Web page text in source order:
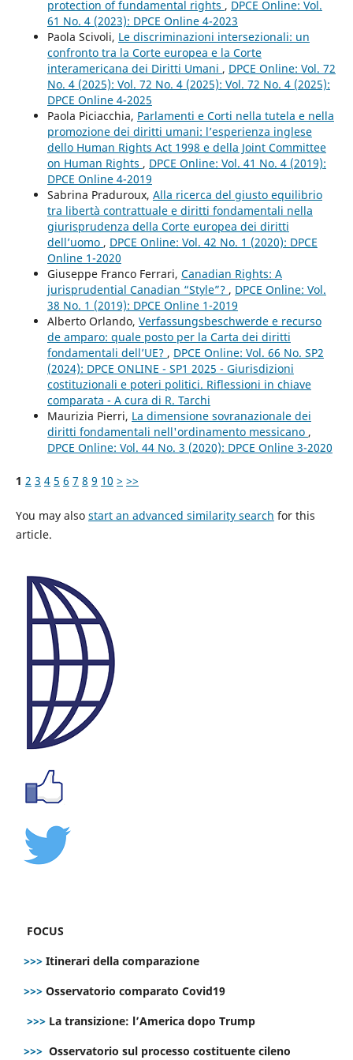
protection of fundamental rights , DPCE Online: Vol.
61 No. 4 (2023): DPCE Online 4-2023
Paola Scivoli, Le discriminazioni intersezionali: un
confronto tra la Corte europea e la Corte
interamericana dei Diritti Umani , DPCE Online: Vol. 72
No. 4 (2025): Vol. 72 No. 4 (2025): Vol. 72 No. 4 (2025):
DPCE Online 4-2025
Paola Piciacchia, Parlamenti e Corti nella tutela e nella
promozione dei diritti umani: l’esperienza inglese
dello Human Rights Act 1998 e della Joint Committee
on Human Rights , DPCE Online: Vol. 41 No. 4 (2019):
DPCE Online 4-2019
Sabrina Praduroux, Alla ricerca del giusto equilibrio
tra libertà contrattuale e diritti fondamentali nella
giurisprudenza della Corte europea dei diritti
dell’uomo , DPCE Online: Vol. 42 No. 1 (2020): DPCE
Online 1-2020
Giuseppe Franco Ferrari, Canadian Rights: A
jurisprudential Canadian “Style”? , DPCE Online: Vol.
38 No. 1 (2019): DPCE Online 1-2019
Alberto Orlando, Verfassungsbeschwerde e recurso
de amparo: quale posto per la Carta dei diritti
fondamentali dell’UE? , DPCE Online: Vol. 66 No. SP2
(2024): DPCE ONLINE - SP1 2025 - Giurisdizioni
costituzionali e poteri politici. Riflessioni in chiave
comparata - A cura di R. Tarchi
Maurizia Pierri, La dimensione sovranazionale dei
diritti fondamentali nell'ordinamento messicano ,
DPCE Online: Vol. 44 No. 3 (2020): DPCE Online 3-2020
1 2 3 4 5 6 7 8 9 10 > >>
You may also start an advanced similarity search for this
article.
FOCUS
>>> Itinerari della comparazione
>>> Osservatorio comparato Covid19
>>> La transizione: l’America dopo Trump
>>> Osservatorio sul processo costituente cileno